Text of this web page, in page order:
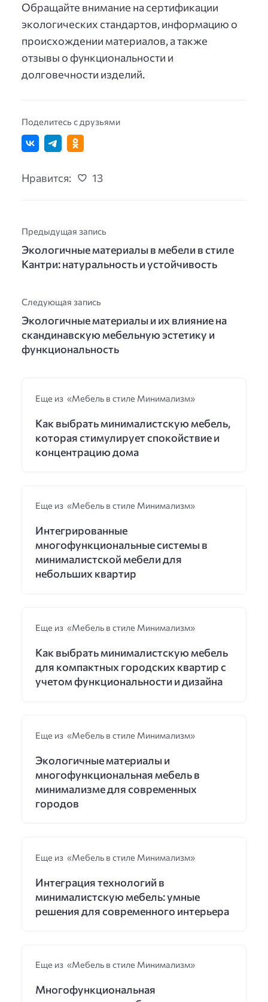
Обращайте внимание на сертификации
экологических стандартов, информацию о
происхождении материалов, а также
отзывы о функциональности и
долговечности изделий.
Поделитесь с друзьями
Нравится: 13
Предыдущая запись
Экологичные материалы в мебели в стиле
Кантри: натуральность и устойчивость
Следующая запись
Экологичные материалы и их влияние на
скандинавскую мебельную эстетику и
функциональность
Еще из «Мебель в стиле Минимализм»
Как выбрать минималистскую мебель,
которая стимулирует спокойствие и
концентрацию дома
Еще из «Мебель в стиле Минимализм»
Интегрированные
многофункциональные системы в
минималистской мебели для
небольших квартир
Еще из «Мебель в стиле Минимализм»
Как выбрать минималистскую мебель
для компактных городских квартир с
учетом функциональности и дизайна
Еще из «Мебель в стиле Минимализм»
Экологичные материалы и
многофункциональная мебель в
минимализме для современных
городов
Еще из «Мебель в стиле Минимализм»
Интеграция технологий в
минималистскую мебель: умные
решения для современного интерьера
Еще из «Мебель в стиле Минимализм»
Многофункциональная